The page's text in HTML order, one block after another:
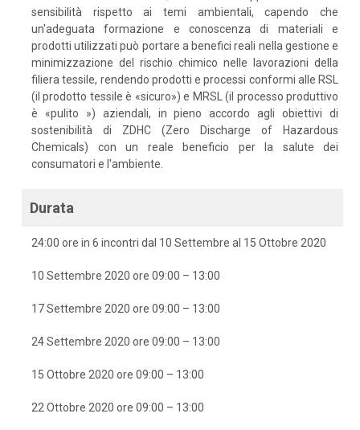
sensibilità rispetto ai temi ambientali, capendo che
un'adeguata formazione e conoscenza di materiali e
prodotti utilizzati può portare a benefici reali nella gestione e
minimizzazione del rischio chimico nelle lavorazioni della
filiera tessile, rendendo prodotti e processi conformi alle RSL
(il prodotto tessile è «sicuro») e MRSL (il processo produttivo
è «pulito ») aziendali, in pieno accordo agli obiettivi di
sostenibilità di ZDHC (Zero Discharge of Hazardous
Chemicals) con un reale beneficio per la salute dei
consumatori e l'ambiente.
Durata
24:00 ore in 6 incontri dal 10 Settembre al 15 Ottobre 2020
10 Settembre 2020 ore 09:00 – 13:00
17 Settembre 2020 ore 09:00 – 13:00
24 Settembre 2020 ore 09:00 – 13:00
15 Ottobre 2020 ore 09:00 – 13:00
22 Ottobre 2020 ore 09:00 – 13:00